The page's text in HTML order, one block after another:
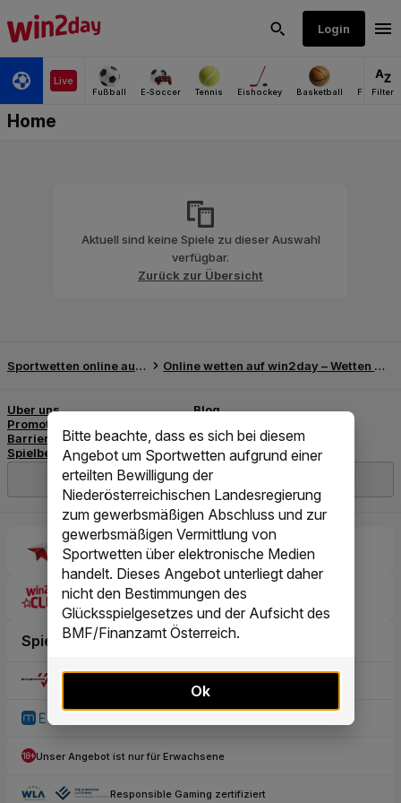
Bitte beachte, dass es sich bei diesem
Angebot um Sportwetten aufgrund einer
erteilten Bewilligung der
Niederösterreichischen Landesregierung
zum gewerbsmäßigen Abschluss und zur
gewerbsmäßigen Vermittlung von
Sportwetten über elektronische Medien
handelt. Dieses Angebot unterliegt daher
nicht den Bestimmungen des
Glücksspielgesetzes und der Aufsicht des
BMF/Finanzamt Österreich.
Ok
Aktuell sind keine Spiele zu dieser Auswahl
verfügbar.
Zurück zur Übersicht